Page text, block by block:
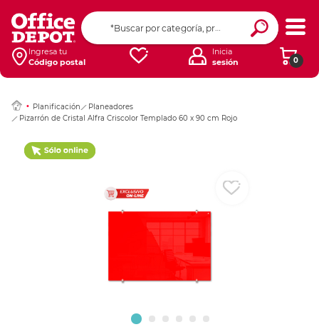
Ingresa tu
Código postal
0
Inicia
sesión
Planificación
Planeadores
Pizarrón de Cristal Alfra Criscolor Templado 60 x 90 cm Rojo
Ingresar Codigo